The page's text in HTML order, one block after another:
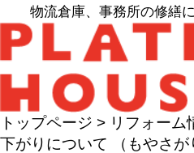
物流倉庫、事務所の修繕
トップページ > リフォーム
下がりについて （もやさ